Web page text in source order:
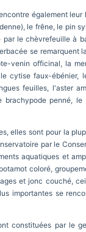
également leur
le frêne, le pin
par le chèvrefeuille à
se remarquent
venin officinal, la
cytise faux-ébénier,
feuilles, l'aster
penné, le
elles sont pour la
par le
aquatiques et
coloré,
et jonc couché,
importantes se
constituées par le